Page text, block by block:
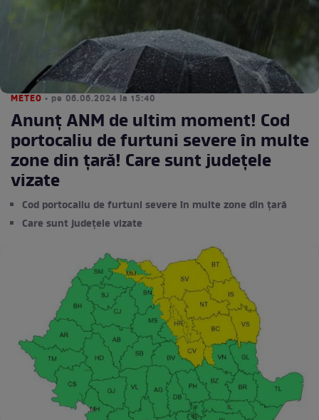
METEO • pe 06.06.2024 la 15:40
Anunț ANM de ultim moment! Cod
portocaliu de furtuni severe în multe
zone din țară! Care sunt județele
vizate
Cod portocaliu de furtuni severe în multe zone din țară
Care sunt județele vizate